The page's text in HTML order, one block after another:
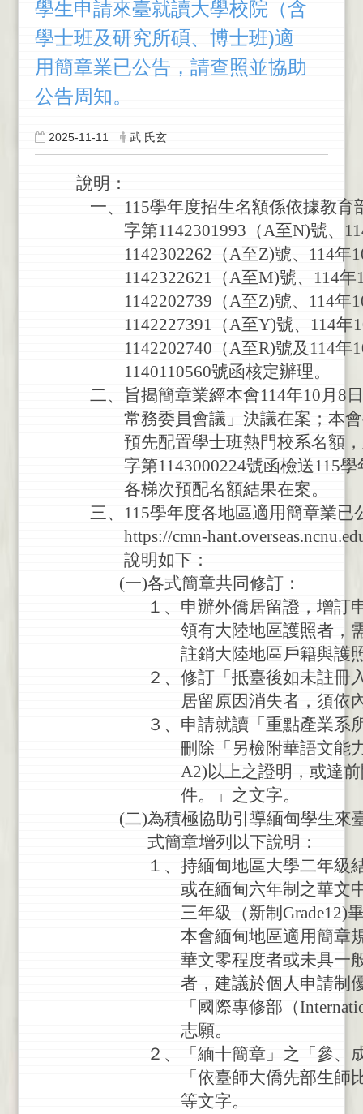
學生申請來臺就讀大學校院（含
學士班及研究所碩、博士班)適
用簡章業已公告，請查照並協助
公告周知。
2025-11-11 武 氏玄
說明：
一、 115學年度招生名額係依據教育
字第1142301993 （A至N)號、
1142302262 （A至Z)號、 114年
1142322621 （A至M)號、 114年
1142202739 （A至Z)號、 114年
1142227391 （A至Y)號、 114年
1142202740 （A至R)號及 114年
1140110560號函核定辦理。
二、 旨揭簡章業經本會114年10月8
常務委 員會議 」決議在案 ；本會
預先配置學士班熱門校系名額 ，
字第1143000224號函檢送115學
各梯次預配名額結果在案。
三、 115學年度各地區適用簡章業已
https://cmn-
說明如下 ：
(一)各式簡章共同修訂 ：
１ 、 申辦外僑居留證 ，增訂
領有大陸地區護照者 ，
註銷大陸地區戶籍與護
２ 、修訂 「抵臺後如未註冊
居留原因消失者 ， 須依
３ 、 申請就讀 「重點產業系
刪 除 「 另檢附華語文能
A2)以上之證明 ，或達前
件。 」 之文字。
(二)為積極協助引導緬甸學生來
式簡章增列 以下說明 ：
１ 、持緬甸地區大學二年級
或在緬甸六年制 之華文
三年級 （新制 Grade12)
本會緬甸地區適用簡章
華文零程度者或未具一
者 ，建議於個 人申請制
「 國 際專修部 （
志願。
２ 、 「緬十簡章 」 之 「參、
「依臺師大僑先部生師
等文字。